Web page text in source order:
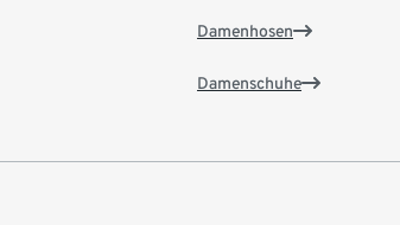
Damenhosen
Damenschuhe